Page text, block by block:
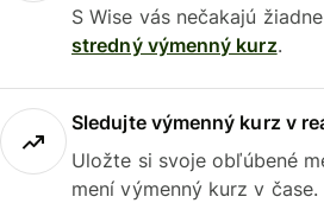
S Wise vás nečakajú
stredný výmenný kurz.
Sledujte výmenný kurz v
Uložte si svoje obľúbené
mení výmenný kurz v čase.